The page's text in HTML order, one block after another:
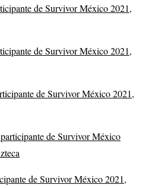
de Survivor México 2021,
de Survivor México 2021,
de Survivor México 2021,
de Survivor México
de Survivor México 2021,